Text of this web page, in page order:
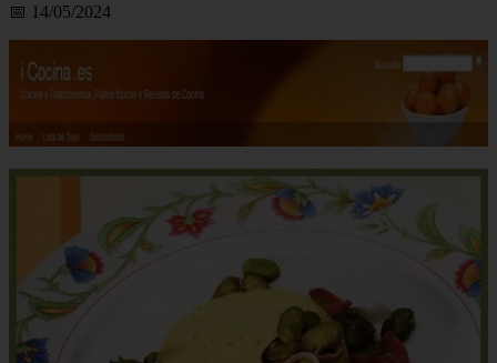
📅 14/05/2024